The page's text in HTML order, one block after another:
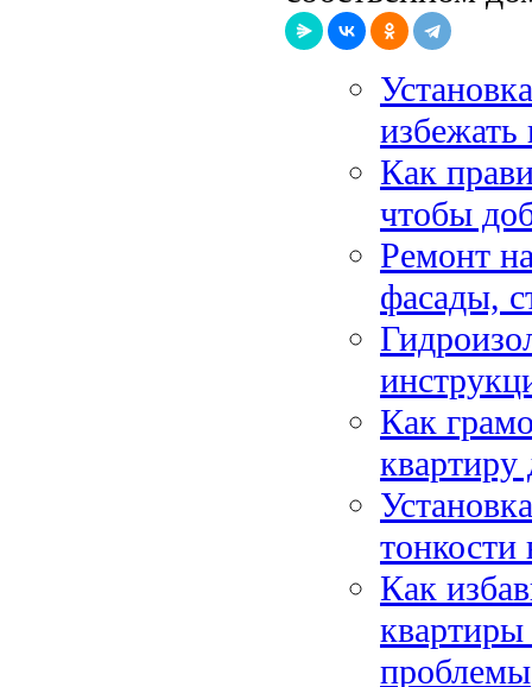
Как
чтобы
Ремонт
фасады,
Как
квартиру
тонкости
Как
квартиры
проблемы